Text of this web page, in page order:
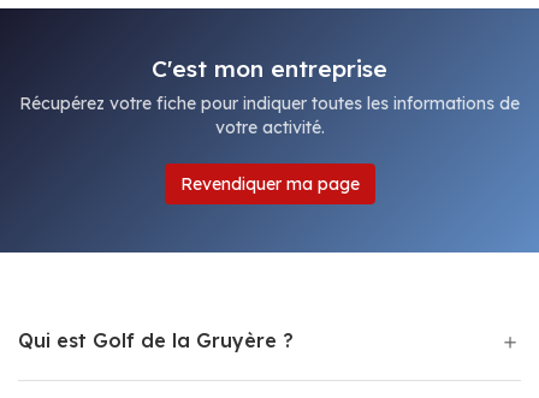
C'est mon entreprise
Récupérez votre fiche pour indiquer toutes les informations de
votre activité.
Revendiquer ma page
Qui est Golf de la Gruyère ?